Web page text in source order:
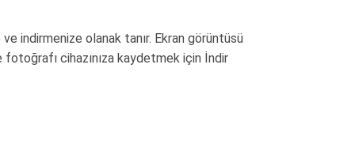
indirmenize olanak tanır. Ekran görüntüsü
fotoğrafı cihazınıza kaydetmek için İndir